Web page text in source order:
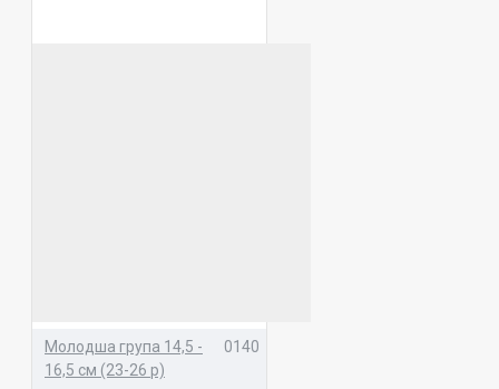
Молодша група 14,5 -
16,5 см (23-26 р)
0140